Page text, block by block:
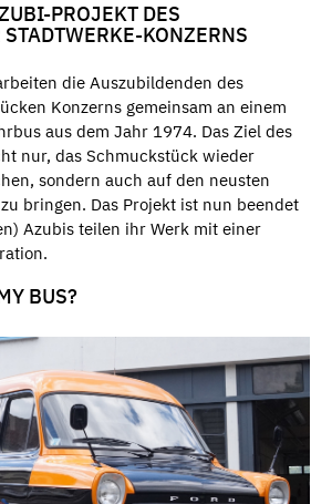
PROJEKT DES S
KONZERNS
die Auszubildenden des
Konzerns gemeinsam an einem
aus dem Jahr 1974. Das Ziel des
nur, das Schmuckstück wieder
sondern auch auf den neusten
bringen. Das Projekt ist nun beendet
Azubis teilen ihr Werk mit einer
BUS?